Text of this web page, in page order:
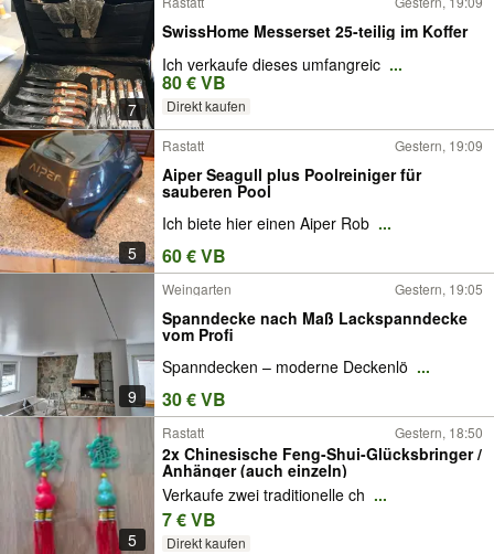
7
SwissHome Messerset 25-teilig im Koffer
Ich verkaufe dieses umfangreic ...
80 € VB
Direkt kaufen
5
Rastatt Gestern, 19:09
Aiper Seagull plus Poolreiniger für
sauberen Pool
Ich biete hier einen Aiper Rob ...
60 € VB
9
Weingarten Gestern, 19:05
Spanndecke nach Maß Lackspanndecke
vom Profi
Spanndecken – moderne Deckenlö ...
30 € VB
5
Rastatt Gestern, 18:50
2x Chinesische Feng-Shui-Glücksbringer /
Anhänger (auch einzeln)
Verkaufe zwei traditionelle ch ...
7 € VB
Direkt kaufen